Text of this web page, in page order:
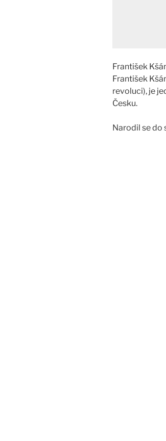
František
František
revoluci), je
Česku.
Narodil se do